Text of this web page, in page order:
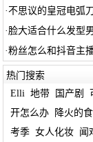
·不思议的皇冠电弧
·脸大适合什么发型
·粉丝怎么和抖音主
热门搜索
Elli 地带 国产剧
开怎么办
降火的
考季 女人化妆 闻